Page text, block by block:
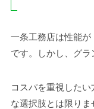
一条工務店は性能
です。しかし、グラ
コスパを重視した
な選択肢とは限りま